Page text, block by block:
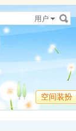
用户
空间装扮